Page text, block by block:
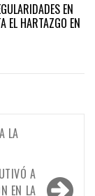
EN
EL HARTAZGO EN
LA
A
EN LA